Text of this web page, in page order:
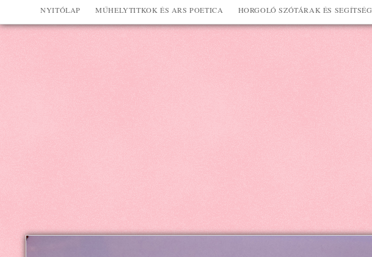
NYITÓLAP MŰHELYTITKOK ÉS ARS POETICA HORGOLÓ SZÓTÁRAK ÉS SEGÍTSÉG